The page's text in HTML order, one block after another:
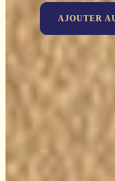
AJOUTER